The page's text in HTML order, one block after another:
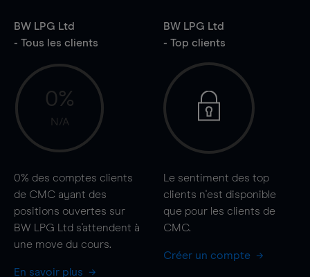
BW LPG Ltd
- Tous les clients
0%
N/A
0% des comptes clients
de CMC ayant des
positions ouvertes sur
BW LPG Ltd s'attendent à
une move du cours.
En savoir plus
BW LPG Ltd
- Top clients
Le sentiment des top
clients n'est disponible
que pour les clients de
CMC.
Créer un compte